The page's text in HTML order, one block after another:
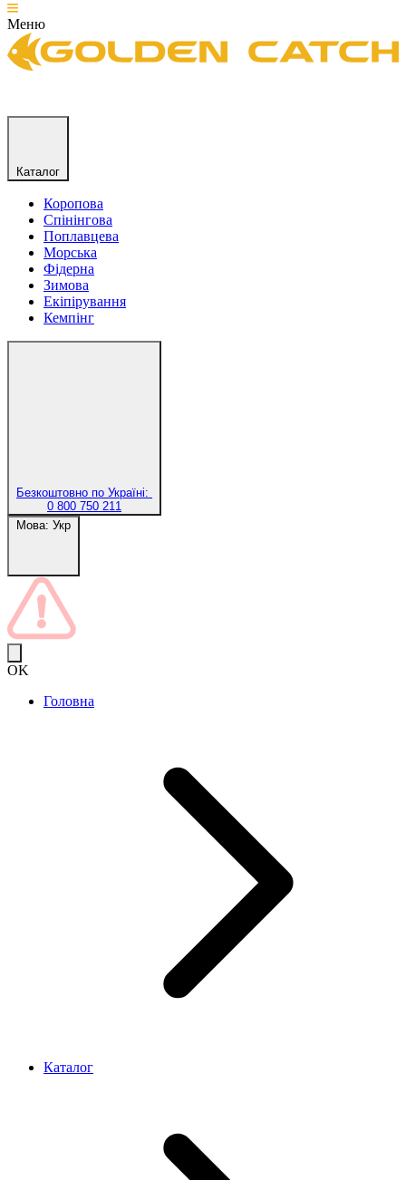
Меню
Каталог
Коропова
Спінінгова
Поплавцева
Морська
Фідерна
Зимова
Екіпірування
Кемпінг
Безкоштовно по Україні:
0 800 750 211
Мова: Укр
OK
Головна
Каталог